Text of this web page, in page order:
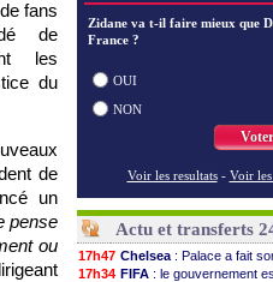
fans
de
les
du
de
un
pense
ou
Zidane va t-il faire mieux que
France ?
OUI
NON
Voter
Voir les resultats - Voir les
Actu et transferts
17h47 Chelsea : Palace a fait
17h34 FIFA : le gouvernement